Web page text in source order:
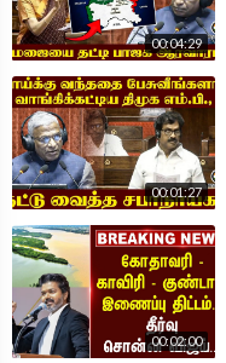
00:04:29
00:01:27
00:02:00